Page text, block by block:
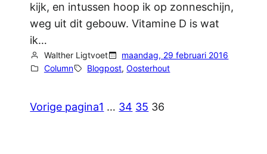
kijk, en intussen hoop ik op zonneschijn,
weg uit dit gebouw. Vitamine D is wat
ik…
Walther Ligtvoet
maandag, 29 februari 2016
Column
Blogpost, Oosterhout
Vorige pagina1 … 34 35 36